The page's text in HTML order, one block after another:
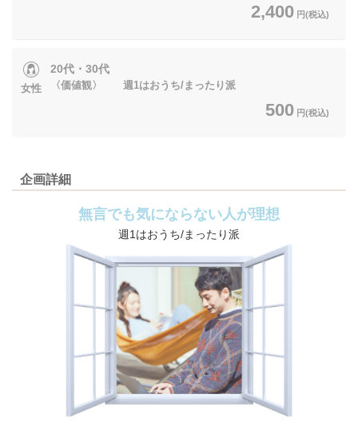
2,400 円(税込)
女性
20代・30代
〈価値観〉 週1はおうち/まったり派
500 円(税込)
企画詳細
無言でも気にならない人が理想
週1はおうち/まったり派